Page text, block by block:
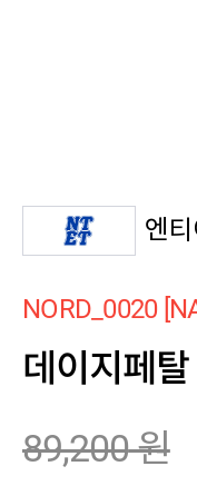
엔티
NORD_0020
데이지페
89,200원